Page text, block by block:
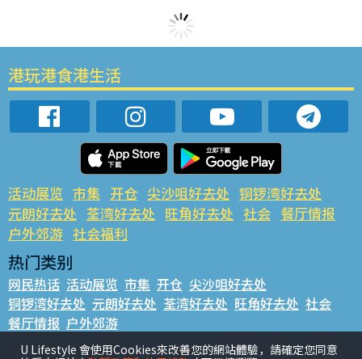
港玩港食港生活
活动展览 市集 开仓 尖沙咀好去处 铜锣湾好去处
元朗好去处 荃湾好去处 旺角好去处 社会 餐厅情报
户外郊游 社会福利
热门类别
网民热话 活动展览 市集 开仓 尖沙咀好去处
铜锣湾好去处 元朗好去处 荃湾好去处 旺角好去处 社会
餐厅情报 户外郊游
热门标签
U Lifestyle 會使用Cookies來改善您的網站體驗，請確定您同意